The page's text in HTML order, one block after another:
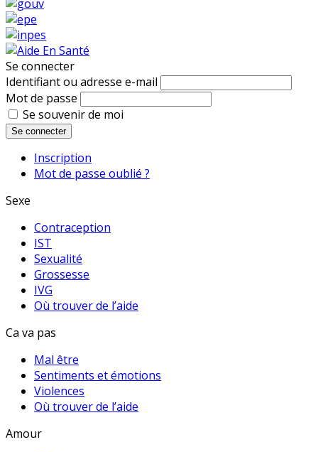
Se connecter
Identifiant ou adresse e-mail
Mot de passe
Se souvenir de moi
Se connecter
Inscription
Mot de passe oublié ?
Sexe
Contraception
IST
Sexualité
Grossesse
IVG
Où trouver de l’aide
Ca va pas
Mal être
Sentiments et émotions
Violences
Où trouver de l’aide
Amour